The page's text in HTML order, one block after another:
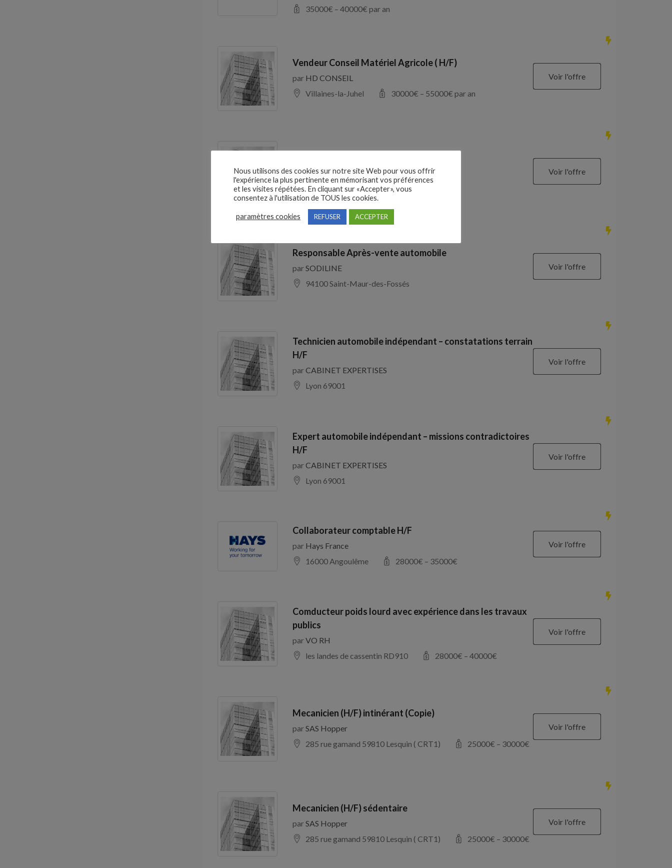
35000€ – 40000€ par an
Vendeur Conseil Matériel Agricole ( H/F)
par HD CONSEIL
Villaines-la-Juhel
30000€ – 55000€ par an
Voir l'offre
parFrance Galop
Maisons-Laffitte
27000
Voir l'offre
Responsable Après-vente automobile
parSODILINE
94100 Saint-Maur-des-Fossés
Voir l'offre
Technicien automobile indépendant – constatations terrain
H/F
parCABINET EXPERTISES
Lyon 69001
Voir l'offre
Expert automobile indépendant – missions contradictoires
H/F
parCABINET EXPERTISES
Lyon 69001
Voir l'offre
Collaborateur comptable H/F
par Hays France
16000 Angoulême
28000€ – 35000€
Voir l'offre
Comducteur poids lourd avec expérience dans les travaux
publics
parVO RH
les landes de cassentin RD910
28000€ – 40000€
Voir l'offre
Mecanicien (H/F) intinérant (Copie)
parSAS Hopper
285 rue gamand 59810 Lesquin ( CRT1)
25000€ – 30000€
Voir l'offre
Mecanicien (H/F) sédentaire
parSAS Hopper
285 rue gamand 59810 Lesquin ( CRT1)
25000€ – 30000€
Voir l'offre
Nous utilisons des cookies sur notre site Web pour vous offrir
l'expérience la plus pertinente en mémorisant vos préférences
et les visites répétées. En cliquant sur «Accepter», vous
consentez à l'utilisation de TOUS les cookies.
paramètres cookies REFUSER ACCEPTER